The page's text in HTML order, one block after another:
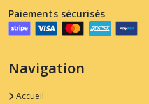
Paiements sécurisés
Navigation
Accueil